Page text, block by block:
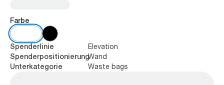
Farbe
Spenderlinie Elevation
SpenderpositionierungWand
Unterkategorie Waste bags